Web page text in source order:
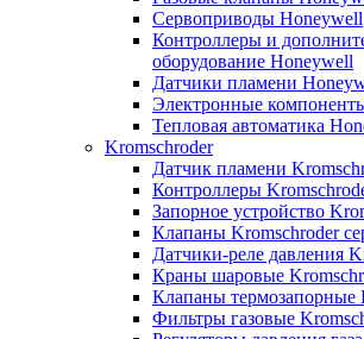
Сервоприводы Honeywell
Контроллеры и
оборудование Honeywell
Датчики пламени
Электронные
Тепловая автоматика
Kromschroder
Датчик пламени
Контроллеры
Запорное устройство
Клапаны Kromschroder
Датчики-реле давления
Краны шаровые
Клапаны термозапорные
Фильтры газовые